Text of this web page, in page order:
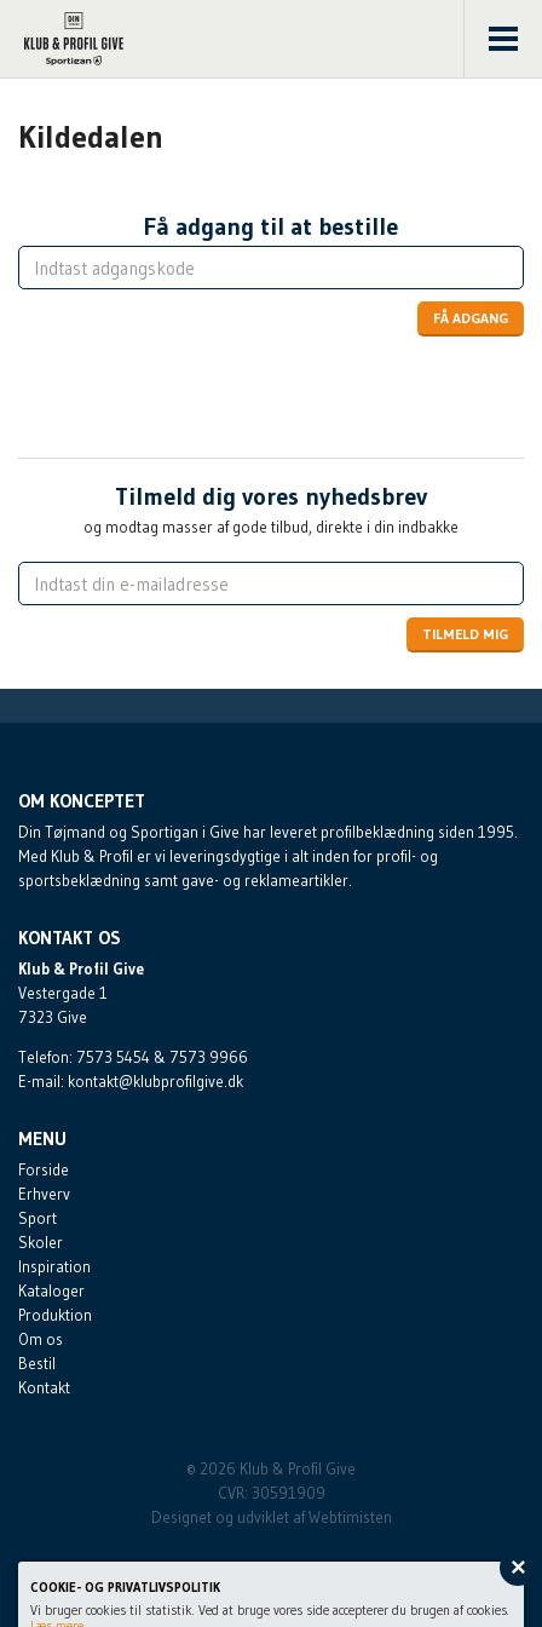
Kildedalen
Få adgang til at bestille
FÅ ADGANG
Tilmeld dig vores nyhedsbrev
og modtag masser af gode tilbud, direkte i din indbakke
TILMELD MIG
OM KONCEPTET
Din Tøjmand og Sportigan i Give har leveret profilbeklædning siden 1995.
Med Klub & Profil er vi leveringsdygtige i alt inden for profil- og
sportsbeklædning samt gave- og reklameartikler.
KONTAKT OS
Klub & Profil Give
Vestergade 1
7323 Give
Telefon: 7573 5454 & 7573 9966
E-mail: kontakt@klubprofilgive.dk
MENU
Forside
Erhverv
Sport
Skoler
Inspiration
Kataloger
Produktion
Om os
Bestil
Kontakt
© 2026 Klub & Profil Give
CVR: 30591909
Designet og udviklet afWebtimisten
×
COOKIE- OG PRIVATLIVSPOLITIK
Vi bruger cookies til statistik. Ved at bruge vores side accepterer du brugen af cookies.